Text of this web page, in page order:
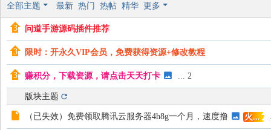
基
全部主题 最新 热门 热帖 精华 更多
问道手游源码插件推荐
限时：开永久VIP会员，免费获得资源+修改教程
赚积分，下载资源，请点击天天打卡 ... 2
版块主题
（已失效）免费领取腾讯云服务器4h8g一个月，速度撸 火...